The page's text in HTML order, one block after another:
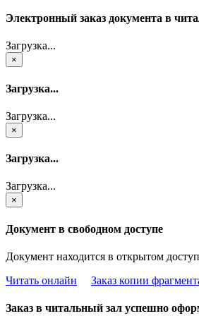
Электронный заказ документа в
Загрузка...
×
Загрузка...
Загрузка...
×
Загрузка...
Загрузка...
×
Документ в свободном доступе
Документ находится в открытом
Читать онлайн
Заказ копии
Заказ в читальный зал успешно